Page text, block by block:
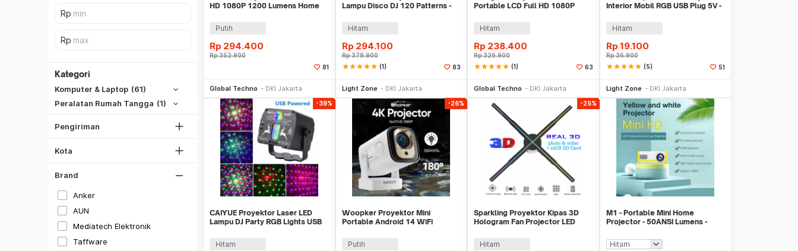
Kategori
Komputer & Laptop (61)
Peralatan Rumah Tangga (1)
Pengiriman
Lihat Semua
Kota
DKI Jakarta
Tangerang
Bekasi
Bogor
Lihat Semua
Brand
Anker
AUN
Mediatech Elektronik
Taffware
Merah
Biru
HD 1080P 1200 Lumens Home
Putih
Rp 294.400
Rp352.900
81
Global Techno DKI Jakarta
Lampu Disco DJ 120 Patterns -
Hitam
Rp 294.100
Rp378.900
starstarstarstarstar (1) 83
Light Zone DKI Jakarta
Portable LCD Full HD 1080P
Hitam
Rp 238.400
Rp326.900
starstarstarstarstar (1) 63
Global Techno DKI Jakarta
Interior Mobil RGB USB Plug 5V -
Hitam
Rp 19.100
Rp36.900
starstarstarstarstar (5) 51
Light Zone DKI Jakarta
-39%
CAIYUE Proyektor Laser LED
Lampu DJ Party RGB Lights USB
Hitam
-26%
Woopker Proyektor Mini
Portable Android 14 WiFi
Putih
-25%
Sparkling Proyektor Kipas 3D
Hologram Fan Projector LED
Hitam
M1 - Portable Mini Home
Projector - 50ANSI Lumens -